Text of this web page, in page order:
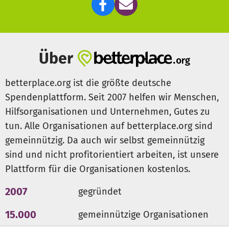
Über
betterplace.org ist die größte deutsche
Spendenplattform. Seit 2007 helfen wir Menschen,
Hilfsorganisationen und Unternehmen, Gutes zu
tun. Alle Organisationen auf betterplace.org sind
gemeinnützig. Da auch wir selbst gemeinnützig
sind und nicht profitorientiert arbeiten, ist unsere
Plattform für die Organisationen kostenlos.
2007 gegründet
15.000 gemeinnützige Organisationen